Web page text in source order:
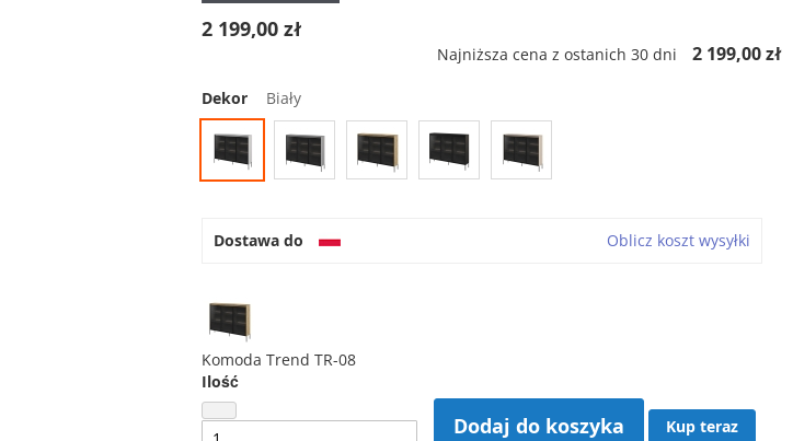
2 199,00 zł
Najniższa cena z ostanich 30 dni 2 199,00 zł
Dekor Biały
Dostawa do Oblicz koszt wysyłki
Komoda Trend TR-08
Ilość
Dodaj do koszyka Kup teraz